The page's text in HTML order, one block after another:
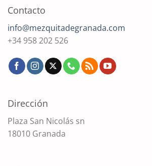
Contacto
info@mezquitadegranada.com
+34 958 202 526
Dirección
Plaza San Nicolás sn
18010 Granada